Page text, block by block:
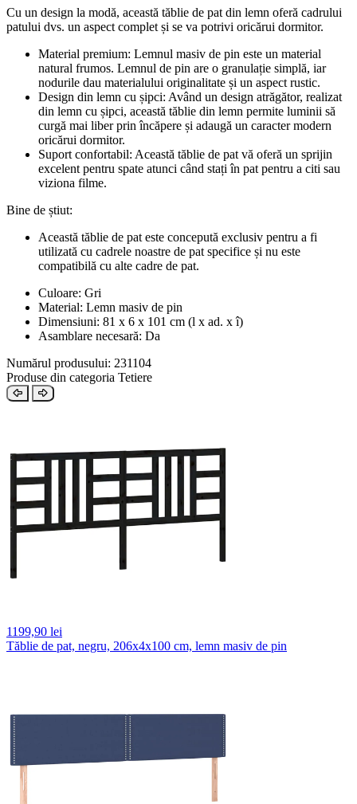
Cu un design la modă, această tăblie de pat din lemn oferă cadrului
patului dvs. un aspect complet și se va potrivi oricărui dormitor.
Material premium: Lemnul masiv de pin este un material
natural frumos. Lemnul de pin are o granulație simplă, iar
nodurile dau materialului originalitate și un aspect rustic.
Design din lemn cu șipci: Având un design atrăgător, realizat
din lemn cu șipci, această tăblie din lemn permite luminii să
curgă mai liber prin încăpere și adaugă un caracter modern
oricărui dormitor.
Suport confortabil: Această tăblie de pat vă oferă un sprijin
excelent pentru spate atunci când stați în pat pentru a citi sau
viziona filme.
Bine de știut:
Această tăblie de pat este concepută exclusiv pentru a fi
utilizată cu cadrele noastre de pat specifice și nu este
compatibilă cu alte cadre de pat.
Culoare: Gri
Material: Lemn masiv de pin
Dimensiuni: 81 x 6 x 101 cm (l x ad. x î)
Asamblare necesară: Da
Numărul produsului: 231104
Produse din categoria Tetiere
1199,90 lei
Tăblie de pat, negru, 206x4x100 cm, lemn masiv de pin